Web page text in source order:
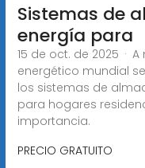
Sistemas de
energía para
15 de oct. de 2025 ·
energético mundial
los sistemas de
para hogares
importancia.
PRECIO GRATUITO